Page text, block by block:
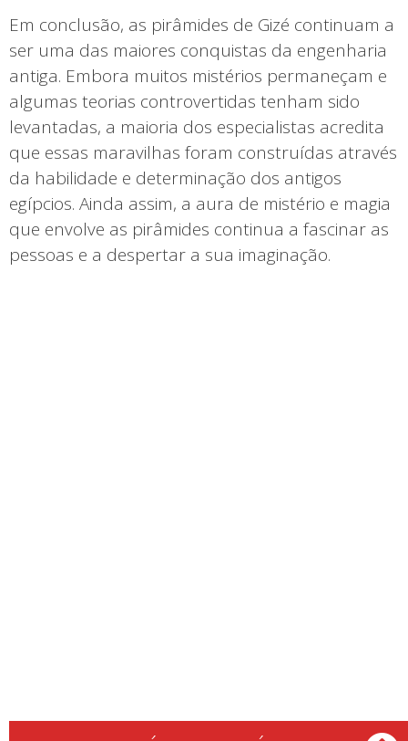
Em conclusão, as pirâmides de Gizé continuam a
ser uma das maiores conquistas da engenharia
antiga. Embora muitos mistérios permaneçam e
algumas teorias controvertidas tenham sido
levantadas, a maioria dos especialistas acredita
que essas maravilhas foram construídas através
da habilidade e determinação dos antigos
egípcios. Ainda assim, a aura de mistério e magia
que envolve as pirâmides continua a fascinar as
pessoas e a despertar a sua imaginação.